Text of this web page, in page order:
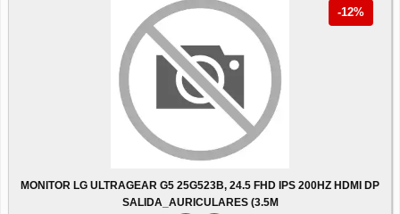
-12%
MONITOR LG ULTRAGEAR G5 25G523B, 24.5 FHD IPS 200HZ HDMI DP
SALIDA_AURICULARES (3.5M